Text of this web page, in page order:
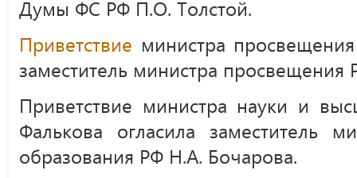
Думы ФС РФ П.О. Толстой.
Приветствие министра
заместитель министра
Приветствие министра науки и
Фалькова огласила заместитель
образования РФ Н.А. Бочарова.